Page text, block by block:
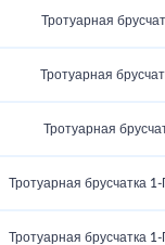
Тротуарная
Тротуарная
Тротуарная
Тротуарная брусчатка
Тротуарная брусчатка